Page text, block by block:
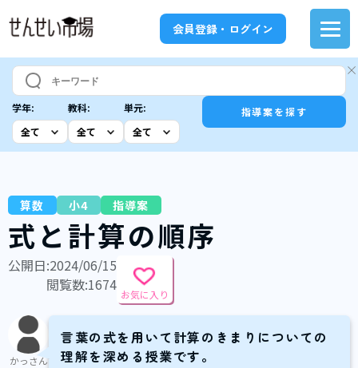
会員登録・ログイン
学年: 教科: 単元: 指導案を探す
算数 小4 指導案
式と計算の順序
公開日:2024/06/15
閲覧数:1674
お気に入り
かっさん
言葉の式を用いて計算のきまりについての
理解を深める授業です。